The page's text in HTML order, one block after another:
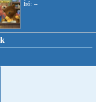
Író: --